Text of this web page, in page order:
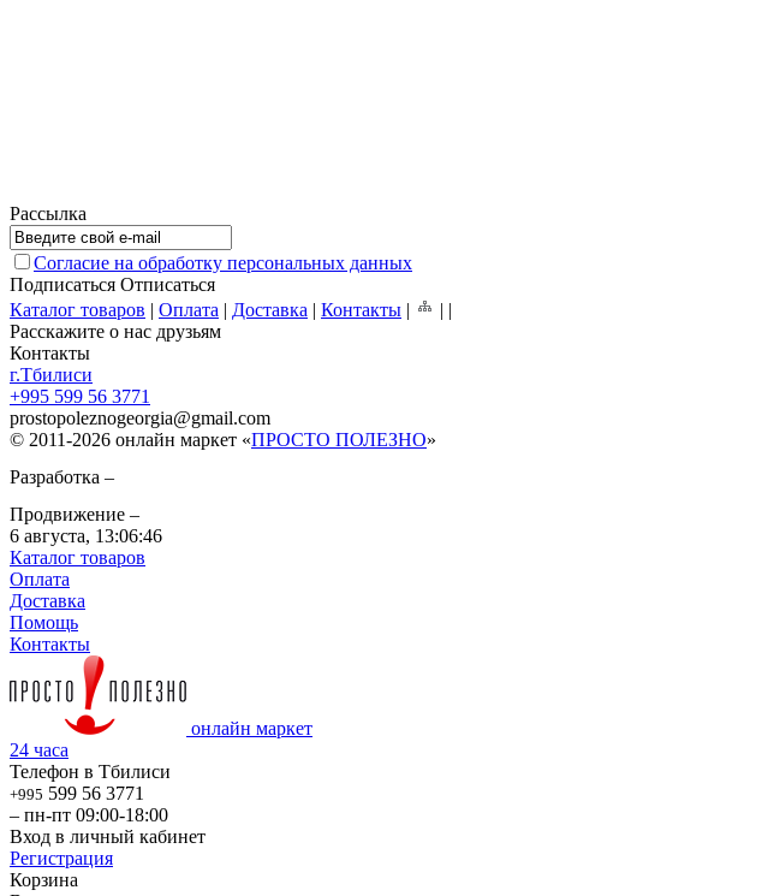
Рассылка
Согласие на обработку персональных данных
Подписаться Отписаться
Каталог товаров | Оплата | Доставка | Контакты | | |
Расскажите о нас друзьям
Контакты
г.Тбилиси
+995 599 56 3771
prostopoleznogeorgia@gmail.com
© 2011-2026 онлайн маркет «ПРОСТО ПОЛЕЗНО»
Разработка –
Продвижение –
6 августа, 13:06:46
Каталог товаров
Оплата
Доставка
Помощь
Контакты
онлайн маркет
24 часа
Телефон в Тбилиси
+995 599 56 3771
– пн-пт 09:00-18:00
Вход в личный кабинет
Регистрация
Корзина